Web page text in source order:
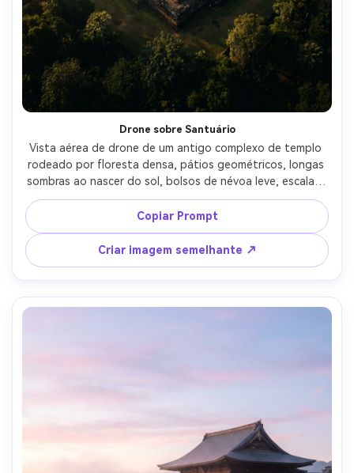
Drone sobre Santuário
Vista aérea de drone de um antigo complexo de templo
rodeado por floresta densa, pátios geométricos, longas
sombras ao nascer do sol, bolsos de névoa leve, escala e
detalhes fotorealistas, tirado com perspectiva de estilo
de drone, 24mm equivalente, alta resolução, classificação
de paisagem cinematográfica, clareza nítida-AR 4:5
Copiar Prompt
Criar imagem semelhante ↗